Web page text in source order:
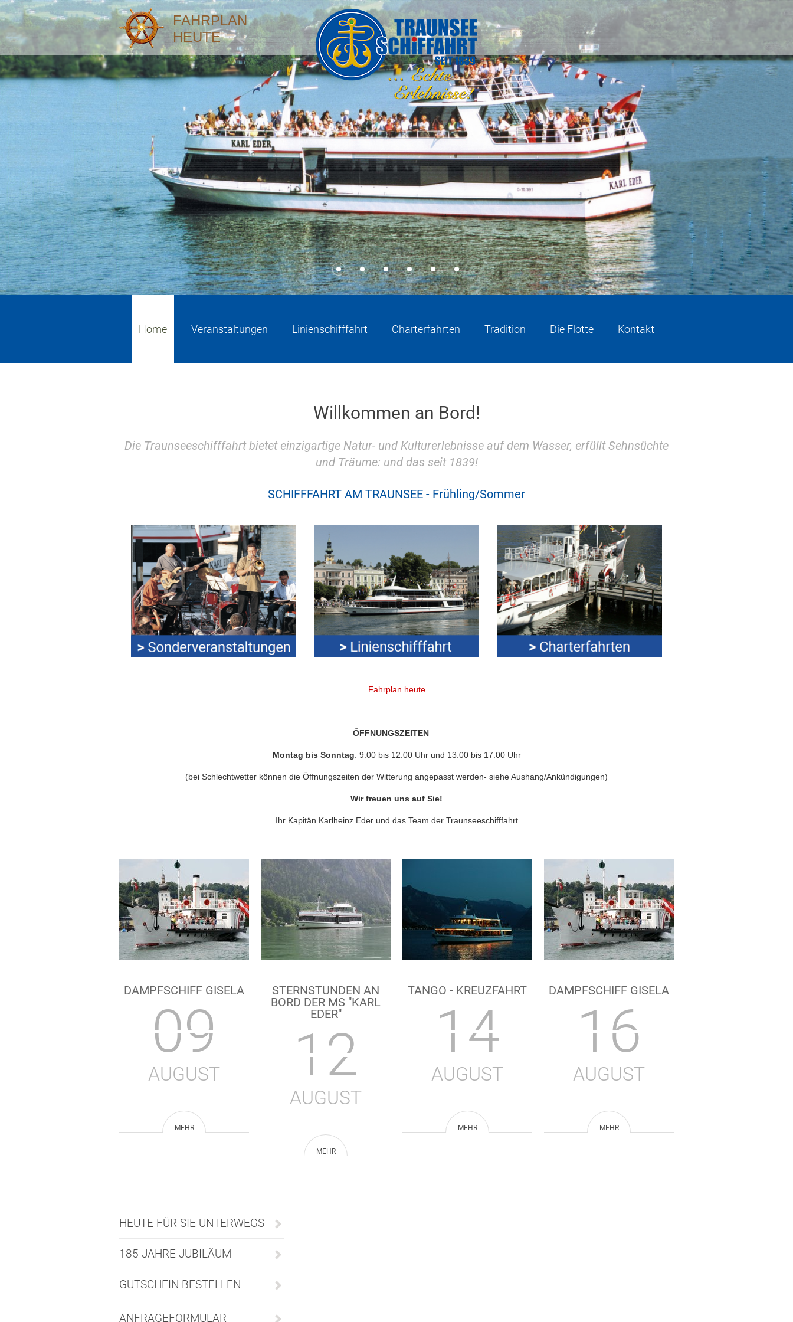
0 1 2 3 4 5
FAHRPLAN
HEUTE
Home Veranstaltungen Linienschifffahrt Charterfahrten Tradition Die Flotte Kontakt
Willkommen an Bord!
Die Traunseeschifffahrt bietet einzigartige Natur- und Kulturerlebnisse auf dem Wasser, erfüllt Sehnsüchte
und Träume: und das seit 1839!
SCHIFFFAHRT AM TRAUNSEE - Frühling/Sommer
Fahrplan heute
ÖFFNUNGSZEITEN
Montag bis Sonntag: 9:00 bis 12:00 Uhr und 13:00 bis 17:00 Uhr
(bei Schlechtwetter können die Öffnungszeiten der Witterung angepasst werden- siehe Aushang/Ankündigungen)
Wir freuen uns auf Sie!
Ihr Kapitän Karlheinz Eder und das Team der Traunseeschifffahrt
DAMPFSCHIFF GISELA
09
AUGUST
MEHR
STERNSTUNDEN AN
BORD DER MS "KARL
EDER"
12
AUGUST
MEHR
TANGO - KREUZFAHRT
14
AUGUST
MEHR
DAMPFSCHIFF GISELA
16
AUGUST
MEHR
HEUTE FÜR SIE UNTERWEGS
185 JAHRE JUBILÄUM
GUTSCHEIN BESTELLEN
ANFRAGEFORMULAR